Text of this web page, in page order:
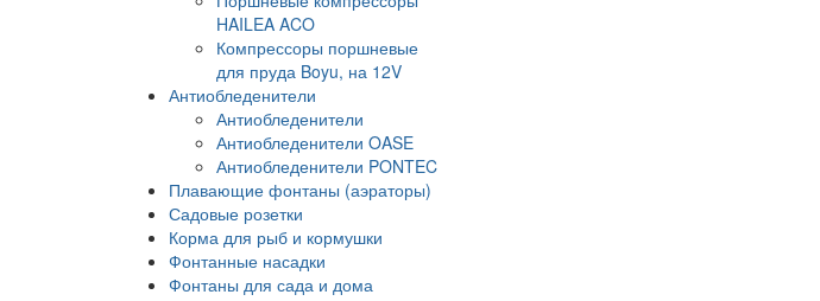
HAILEA ACO
Компрессоры поршневые
для пруда Boyu, на 12V
Антиобледенители
Антиобледенители
Антиобледенители OASE
Антиобледенители PONTEC
Плавающие фонтаны (аэраторы)
Садовые розетки
Корма для рыб и кормушки
Фонтанные насадки
Фонтаны для сада и дома